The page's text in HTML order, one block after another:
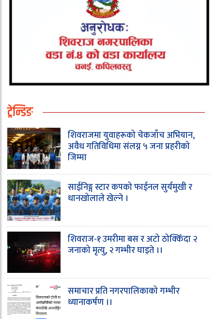
ट्रेन्डिङ
शिवराजमा युवाहरूको चेकजाँच अभियान,
अवैध गतिविधिमा संलग्न ५ जना प्रहरीको
जिम्मा
साईनिङ्ग स्टार कपको फाईनल सुर्यमुखी र
धानखोलाले खेल्ने ।
शिवराज-१ उमरीमा बस र अटो ठोक्किँदा २
जनाको मृत्यु, २ गम्भीर घाइते ।।
समाचार प्रति नगरपालिकाको गम्भीर
ध्यानाकर्षण ।।